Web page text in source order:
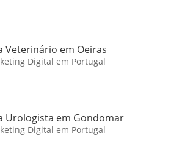
Veterinário em Oeiras
Digital em Portugal
Urologista em Gondomar
Digital em Portugal